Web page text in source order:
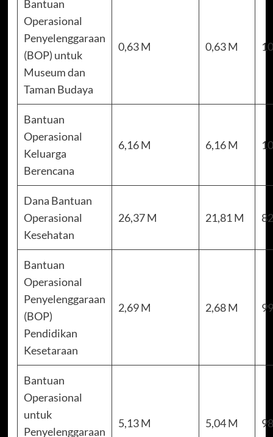
Bantuan
Operasional
Penyelenggaraan
(BOP) untuk
Museum dan
Taman Budaya
0,63 M 0,63 M
Bantuan
Operasional
Keluarga
Berencana
6,16 M 6,16 M
Dana Bantuan
Operasional
Kesehatan
26,37 M 21,81 M
Bantuan
Operasional
Penyelenggaraan
(BOP)
Pendidikan
Kesetaraan
2,69 M 2,68 M
Bantuan
Operasional
untuk
Penyelenggaraan
5,13 M 5,04 M